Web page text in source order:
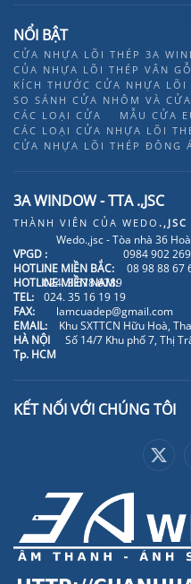
NỔI BẬT
CỬA NHỰA LÕI THÉP 3A
CỦA NHỰA LÕI THÉP VÂN GỖ
KÍCH THƯỚC CỬA NHỰA LÕI
SO SÁNH CỬA NHÔM VÀ
CÁC LOẠI CỬA
MẪU CỬA
CÁC LOẠI CỬA NHỰA LÕI
CỬA NHỰA LÕI THÉP ĐÔNG
3A WINDOW - TTA .,JSC
THÀNH VIÊN CỦA WEDO .,JSC
VPGD :
Wedo.,jsc - Tòa nhà 36
HOTLINE MIỀN BẮC:
0984 902 269
HOTLINE MIỀN NAM:
08 98 88 67
TEL:
024. 3 678 6789
FAX:
024. 35 16 19 19
EMAIL:
lamcuadep@gmail.com
HÀ NỘI
Khu SXTTCN Hữu Hoà,
Tp. HCM
Số 14/7 Khu phố 7, Thị
KẾT NỐI VỚI CHÚNG TÔI